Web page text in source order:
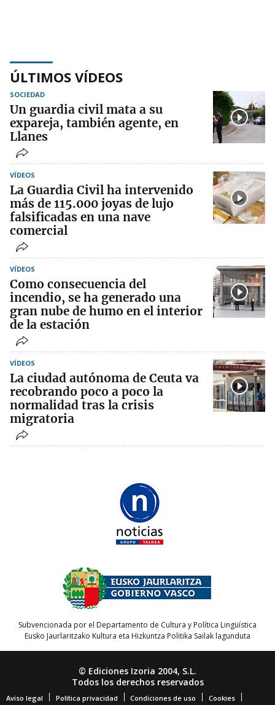
ÚLTIMOS VÍDEOS
SOCIEDAD
Un guardia civil mata a su
expareja, también agente, en
Llanes
VÍDEOS
La Guardia Civil ha intervenido
más de 115.000 joyas de lujo
falsificadas en una nave
comercial
VÍDEOS
Como consecuencia del
incendio, se ha generado una
gran nube de humo en el interior
de la estación
VÍDEOS
La ciudad autónoma de Ceuta va
recobrando poco a poco la
normalidad tras la crisis
migratoria
Subvencionada por el Departamento de Cultura y Política Lingüística
Eusko Jaurlaritzako Kultura eta Hizkuntza Politika Sailak lagunduta
© Ediciones Izoria 2004, S.L.
Todos los derechos reservados
Aviso legal Política privacidad Condiciones de uso Cookies